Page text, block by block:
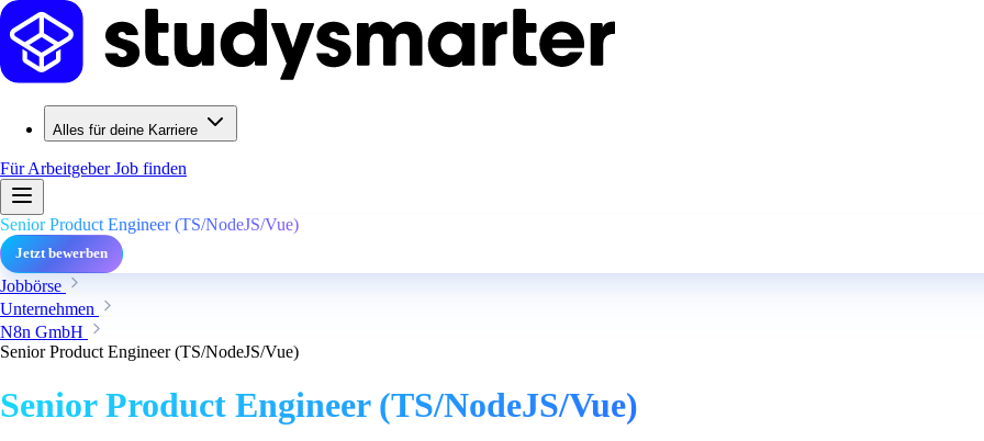
Alles für deine Karriere
Für ArbeitgeberJob finden
Senior Product Engineer (TS/NodeJS/Vue)
Jetzt bewerben
Jobbörse
Unternehmen
N8n GmbH
Senior Product Engineer (TS/NodeJS/Vue)
Senior Product Engineer (TS/NodeJS/Vue)